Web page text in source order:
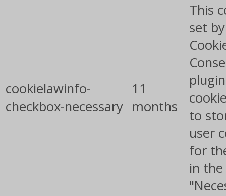
cookielawinfo-
checkbox-necessary
11
months
This
set
to
user
for
in